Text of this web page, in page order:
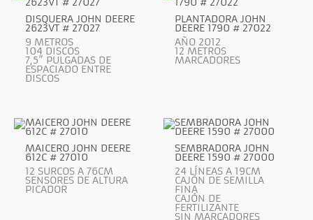
DISQUERA JOHN DEERE
2623VT # 27027
9 METROS
104 DISCOS
7,5” PULGADAS DE
ESPACIADO ENTRE
DISCOS
PLANTADORA JOHN
DEERE 1790 # 27022
AÑO 2012
12 METROS
MARCADORES
MAICERO JOHN DEERE
612C # 27010
12 SURCOS A 76CM
SENSORES DE ALTURA
PICADOR
SEMBRADORA JOHN
DEERE 1590 # 27000
24 LÍNEAS A 19CM
CAJÓN DE SEMILLA
FINA
CAJÓN DE
FERTILIZANTE
SIN MARCADORES